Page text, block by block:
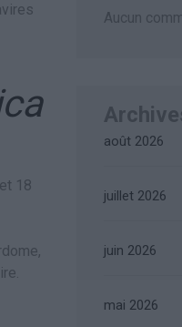
18
Aucun
août 2026
juillet 2026
juin 2026
mai 2026